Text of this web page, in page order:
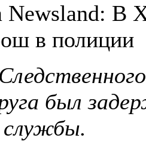
был
службы.